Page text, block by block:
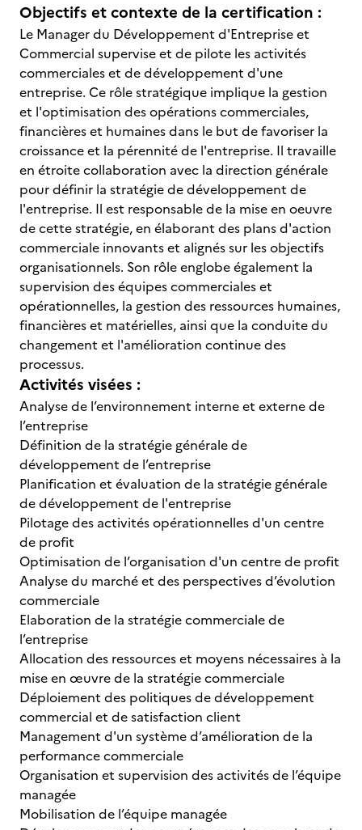
Objectifs et contexte de la certification :
Le Manager du Développement d'Entreprise et
Commercial supervise et de pilote les activités
commerciales et de développement d'une
entreprise. Ce rôle stratégique implique la gestion
et l'optimisation des opérations commerciales,
financières et humaines dans le but de favoriser la
croissance et la pérennité de l'entreprise. Il travaille
en étroite collaboration avec la direction générale
pour définir la stratégie de développement de
l'entreprise. Il est responsable de la mise en oeuvre
de cette stratégie, en élaborant des plans d'action
commerciale innovants et alignés sur les objectifs
organisationnels. Son rôle englobe également la
supervision des équipes commerciales et
opérationnelles, la gestion des ressources humaines,
financières et matérielles, ainsi que la conduite du
changement et l'amélioration continue des
processus.
Activités visées :
Analyse de l’environnement interne et externe de
l’entreprise
Définition de la stratégie générale de
développement de l’entreprise
Planification et évaluation de la stratégie générale
de développement de l'entreprise
Pilotage des activités opérationnelles d'un centre
de profit
Optimisation de l’organisation d'un centre de profit
Analyse du marché et des perspectives d’évolution
commerciale
Elaboration de la stratégie commerciale de
l’entreprise
Allocation des ressources et moyens nécessaires à la
mise en œuvre de la stratégie commerciale
Déploiement des politiques de développement
commercial et de satisfaction client
Management d'un système d’amélioration de la
performance commerciale
Organisation et supervision des activités de l’équipe
managée
Mobilisation de l’équipe managée